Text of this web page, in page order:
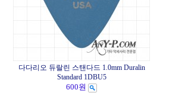
다다리오 듀랄린 스탠다드 1.0mm Duralin
Standard 1DBU5
600원